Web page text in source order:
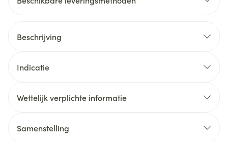
Beschrijving
Indicatie
Wettelijk verplichte informatie
Samenstelling